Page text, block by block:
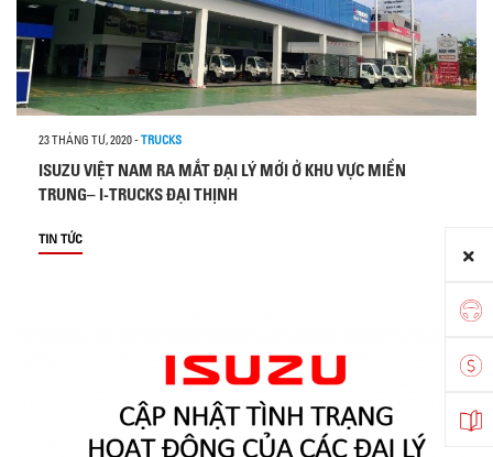
23 THÁNG TƯ, 2020- TRUCKS
ISUZU VIỆT NAM RA MẮT ĐẠI LÝ MỚI Ở KHU VỰC MIỀN
TRUNG– I-TRUCKS ĐẠI THỊNH
TIN TỨC